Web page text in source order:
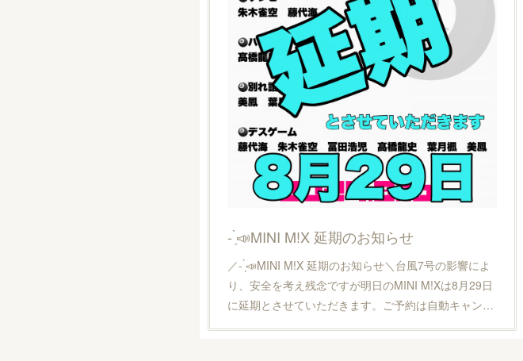
- ̗̀📣MINI M!X 延期のお知らせ
／- ̗̀📣MINI M!X 延期のお知らせ＼台風7号の影響によ
り、安全を考え残念ですが明日のMINI M!Xは8月29日
に延期とさせていただきます。ご予約は自動キャン…